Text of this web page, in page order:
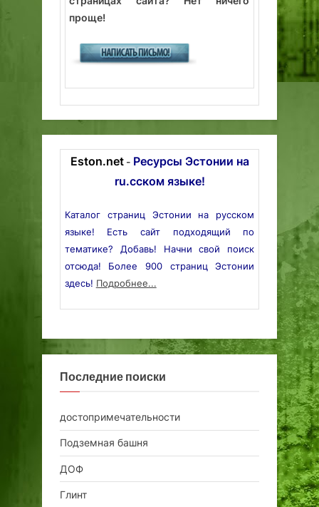
проще!
Eston.net- Ресурсы Эстонии на
ru.сском языке!
Каталог страниц Эстонии на русском
языке! Есть сайт подходящий по
тематике? Добавь! Начни свой поиск
отсюда! Более 900 страниц Эстонии
здесь! Подробнее...
Последние поиски
достопримечательности
Подземная башня
ДОФ
Глинт